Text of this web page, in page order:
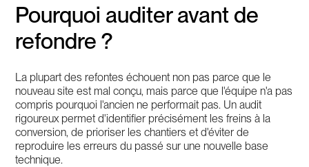
Pourquoi auditer avant de
refondre ?
La plupart des refontes échouent non pas parce que le
nouveau site est mal conçu, mais parce que l'équipe n'a pas
compris pourquoi l'ancien ne performait pas. Un audit
rigoureux permet d'identifier précisément les freins à la
conversion, de prioriser les chantiers et d'éviter de
reproduire les erreurs du passé sur une nouvelle base
technique.